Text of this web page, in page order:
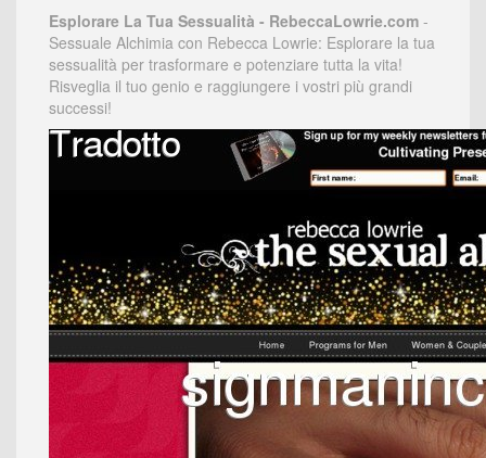
Esplorare La Tua Sessualità - RebeccaLowrie.com -
Sessuale Alchimia con Rebecca Lowrie: Esplorare la tua
sessualità per trasformare e potenziare tutta la vita!
Risveglia il tuo genio e raggiungere i vostri più grandi
successi!